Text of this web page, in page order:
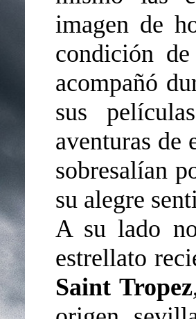
imagen de
condición
acompañó
sus
aventuras de
sobresalían
su alegre
A su lado
estrellato
Saint Tropez